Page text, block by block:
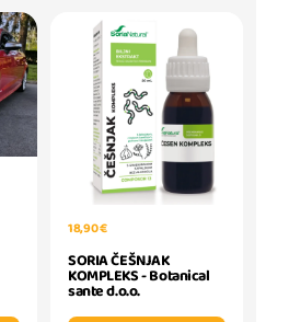
18,90 €
SORIA ČEŠNJAK
KOMPLEKS - Botanical
sante d.o.o.